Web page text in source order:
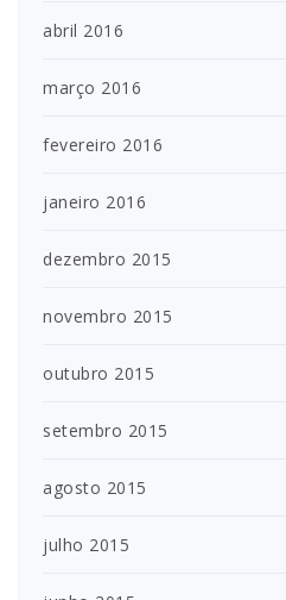
abril 2016
março 2016
fevereiro 2016
janeiro 2016
dezembro 2015
novembro 2015
outubro 2015
setembro 2015
agosto 2015
julho 2015